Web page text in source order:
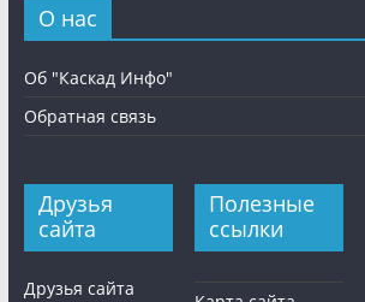
О нас
Об "Каскад Инфо"
Обратная связь
Друзья
сайта
Друзья сайта
Полезные
ссылки